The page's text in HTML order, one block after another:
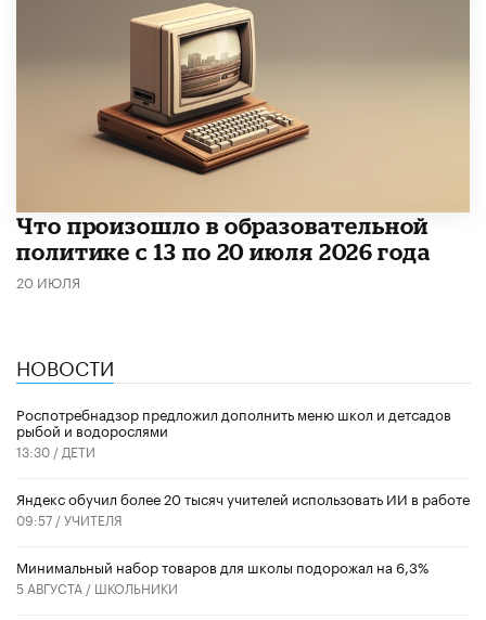
Что произошло в образовательной
политике с 13 по 20 июля 2026 года
20 ИЮЛЯ
НОВОСТИ
Роспотребнадзор предложил дополнить меню школ и детсадов
рыбой и водорослями
13:30 / ДЕТИ
​Яндекс обучил более 20 тысяч учителей использовать ИИ в работе
09:57 /УЧИТЕЛЯ
Минимальный набор товаров для школы подорожал на 6,3%
5 АВГУСТА / ШКОЛЬНИКИ